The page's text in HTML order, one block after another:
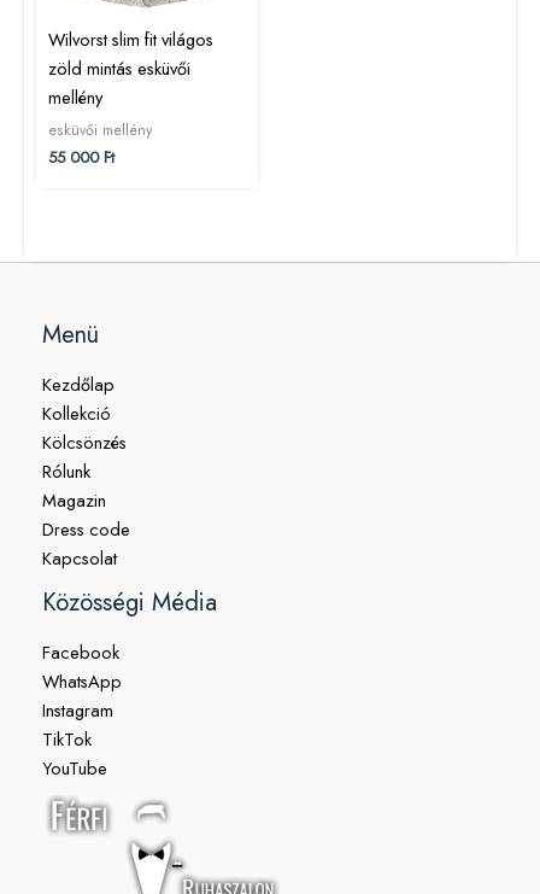
Wilvorst slim fit világos
zöld mintás esküvői
mellény
esküvői mellény
55 000Ft
Menü
Kezdőlap
Kollekció
Kölcsönzés
Rólunk
Magazin
Dress code
Kapcsolat
Közösségi Média
Facebook
WhatsApp
Instagram
TikTok
YouTube